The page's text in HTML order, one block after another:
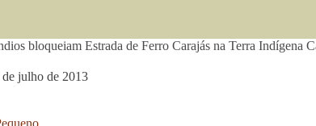
bloqueiam Estrada de Ferro Carajás na Terra Indígena
de julho de 2013